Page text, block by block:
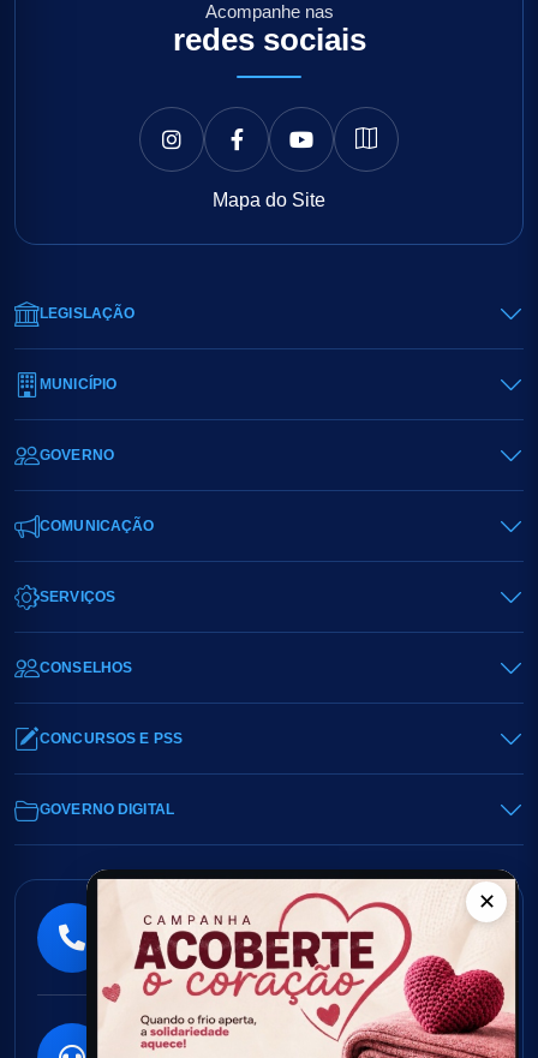
✕
Acompanhe nas
redes sociais
Mapa do Site
LEGISLAÇÃO
MUNICÍPIO
GOVERNO
COMUNICAÇÃO
SERVIÇOS
CONSELHOS
CONCURSOS E PSS
GOVERNO DIGITAL
Atendimento
(44) 3900-3941
Seg. a Sex. em horário comercial
Fale Conosco